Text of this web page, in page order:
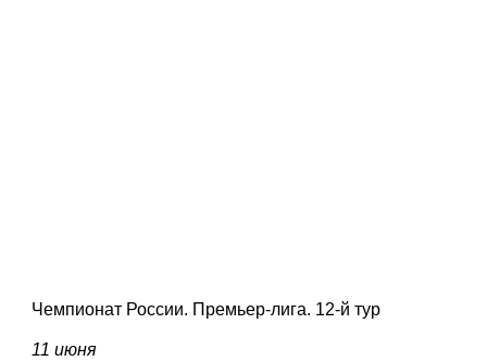
Чемпионат России. Премьер-лига. 12-й тур
11 июня